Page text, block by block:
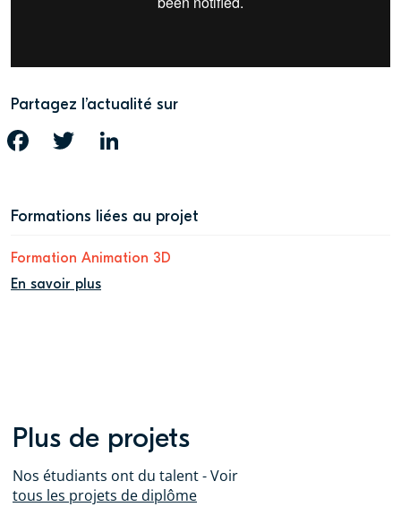
Partagez l’actualité sur
FACEBOOK TWITTER
Formations liées au projet
Formation Animation 3D
En savoir plus
Plus de projets
Nos étudiants ont du talent - Voir
tous les projets de diplôme